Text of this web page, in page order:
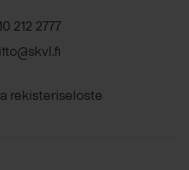
212 2777
rekisteriseloste